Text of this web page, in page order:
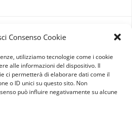
Consenso Cookie
utilizziamo tecnologie come i cookie
alle informazioni del dispositivo. Il
ci permetterà di elaborare dati come il
o ID unici su questo sito. Non
può influire negativamente su alcune